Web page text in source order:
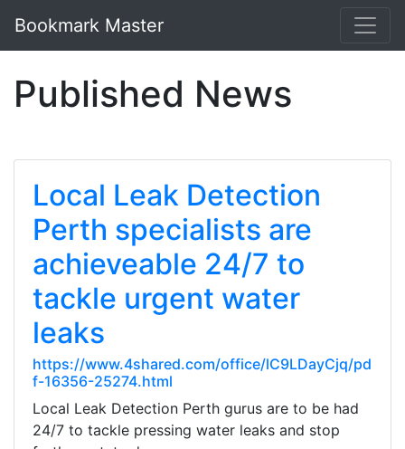
Bookmark Master
Published News
Local Leak Detection
Perth specialists are
achieveable 24/7 to
tackle urgent water
leaks
https://www.4shared.com/office/lC9LDayCjq/pd
f-16356-25274.html
Local Leak Detection Perth gurus are to be had
24/7 to tackle pressing water leaks and stop